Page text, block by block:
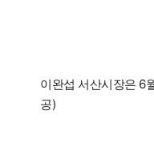
이완섭 서산시장은 6
공)